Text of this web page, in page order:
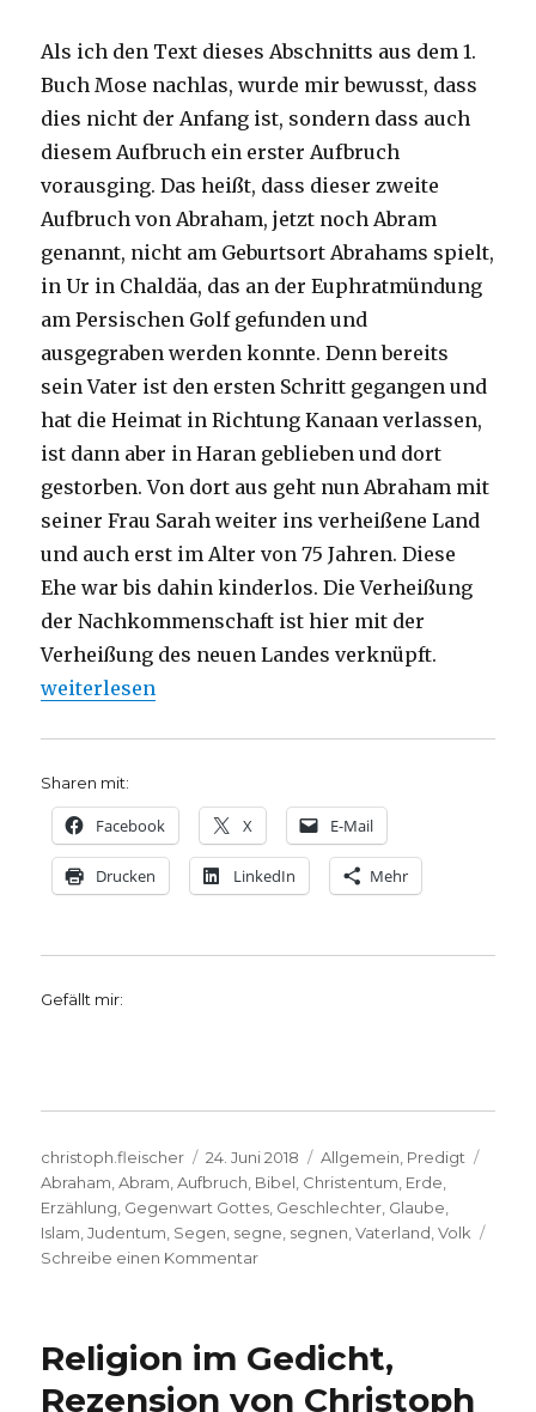
Als ich den Text dieses Abschnitts aus dem 1.
Buch Mose nachlas, wurde mir bewusst, dass
dies nicht der Anfang ist, sondern dass auch
diesem Aufbruch ein erster Aufbruch
vorausging. Das heißt, dass dieser zweite
Aufbruch von Abraham, jetzt noch Abram
genannt, nicht am Geburtsort Abrahams spielt,
in Ur in Chaldäa, das an der Euphratmündung
am Persischen Golf gefunden und
ausgegraben werden konnte. Denn bereits
sein Vater ist den ersten Schritt gegangen und
hat die Heimat in Richtung Kanaan verlassen,
ist dann aber in Haran geblieben und dort
gestorben. Von dort aus geht nun Abraham mit
seiner Frau Sarah weiter ins verheißene Land
und auch erst im Alter von 75 Jahren. Diese
Ehe war bis dahin kinderlos. Die Verheißung
der Nachkommenschaft ist hier mit der
Verheißung des neuen Landes verknüpft.
„Abrams Aufbruch, Predigt über Genesis 12, 1-4,
weiterlesen
Sharen mit:
Facebook X E-Mail
Drucken LinkedIn Mehr
Gefällt mir:
Autor
christoph.fleischer
Veröffentlicht
am
24. Juni 2018 Kategorien
Allgemein, Predigt
Abraham,Abram,Aufbruch, Bibel, Christentum, Erde,
Erzählung, Gegenwart Gottes, Geschlechter, Glaube,
Islam,Judentum, Segen, segne, segnen,Vaterland,Volk
Schreibe einen Kommentarzu
über
12,
Religion im Gedicht,
Rezension von Christoph